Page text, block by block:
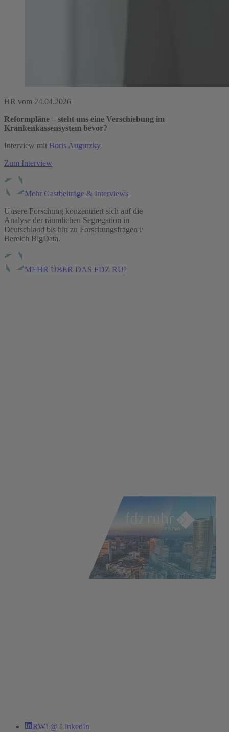
HR vom 24.04.2026
Reformpläne – steht uns eine Verschiebung im
Krankenkassensystem bevor?
Interview mit Boris Augurzky
Zum Interview
Mehr Gastbeiträge & Interviews
Unsere Forschung konzentriert sich auf die
Analyse der räumlichen Segregation in
Deutschland bis hin zu Forschungsfragen im
Bereich BigData.
MEHR ÜBER DAS FDZ RUHR
RWI @ LinkedIn